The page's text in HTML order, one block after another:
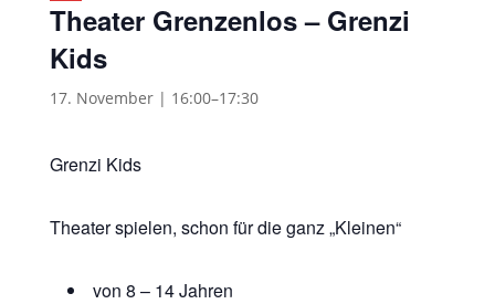
Theater Grenzenlos – Grenzi
Kids
17. November | 16:00–17:30
Grenzi Kids
Theater spielen, schon für die ganz „Kleinen“
von 8 – 14 Jahren